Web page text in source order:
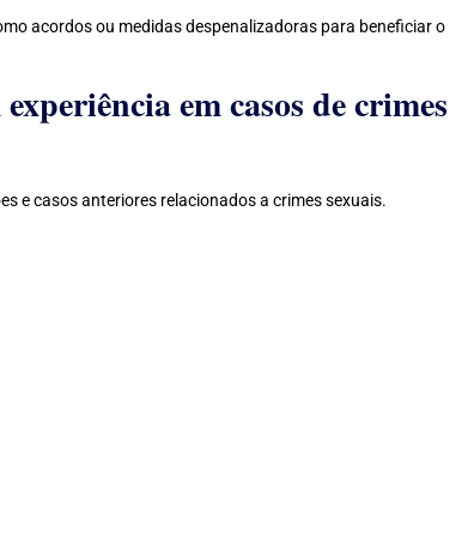
acordos ou medidas despenalizadoras para beneficiar o
em casos de crimes
e casos anteriores relacionados a crimes sexuais.